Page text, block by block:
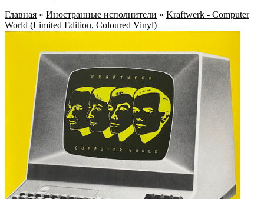
Главная » Иностранные исполнители » Kraftwerk - Computer
World (Limited Edition, Coloured Vinyl)